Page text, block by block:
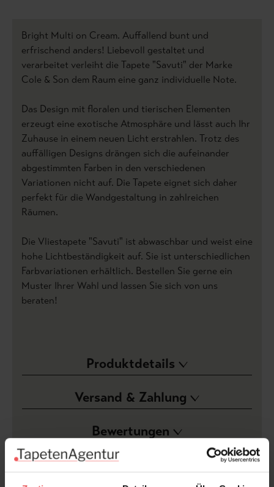
Bright Multi on Cream. Auffallend bunt und
erfrischend anders! Liebevoll gestaltet und
verarbeitet verleiht die Tapete "Savuti" der Marke
Cole & Son dem Raum eine ganz individuelle Note.
Das Design mit floralen und tierischen Elementen
erzeugt eine exotische Atmosphäre und lässt auch Ihr
Zuhause in einem neuen Licht erstrahlen. Trotz des
auffälligen Designs drängen sich die aufeinander
abgestimmten Farben in den verschiedenen
Variationen nicht auf. Die Tapete eignet sich daher
perfekt für die Wandgestaltung in zahlreichen
Räumen.
Die Vliestapete "Savuti" ist abwaschbar und weist eine
hohe Lichtbeständigkeit auf. Sie ist unterschiedlichen
Farbvariationen erhältlich. Bestellen Sie gerne ein
Muster Ihrer Wahl und lassen Sie sich von uns
beraten!
Produktdetails
Versand & Zahlung
Bewertungen
FAQ Teilen!